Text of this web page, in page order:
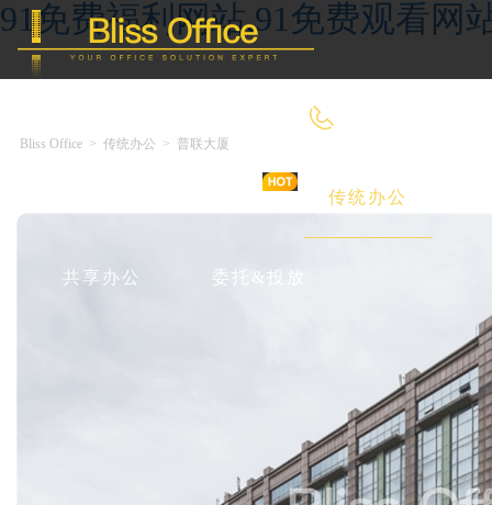
91免费福利网站,91免费观看网
传统办公
共享办公 委托&投放
Bliss Office > 传统办公 > 普联大厦